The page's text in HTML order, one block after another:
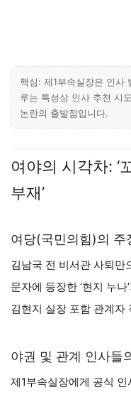
핵심: 제1부속실장은 인사
루는 특성상 인사 추천 시
논란의 출발점입니다.
여야의 시각차: ‘
부재’
여당(국민의힘)의 주
김남국 전 비서관 사퇴만
문자에 등장한 ‘현지 누
김현지 실장 포함 관계자
야권 및 관계 인사들
제1부속실장에게 공식